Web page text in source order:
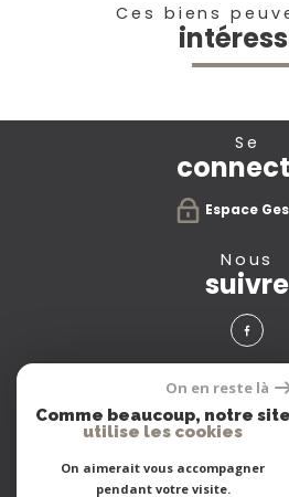
Ces biens
se
Espace
nous
suivre
avis
clients
On en reste là
Comme beaucoup, notre site
utilise les cookies
On aimerait vous accompagner
pendant votre visite.